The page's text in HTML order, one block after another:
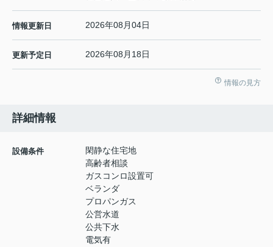
情報更新日 2026年08月04日
更新予定日 2026年08月18日
情報の見方
詳細情報
設備条件
閑静な住宅地
高齢者相談
ガスコンロ設置可
ベランダ
プロパンガス
公営水道
公共下水
電気有